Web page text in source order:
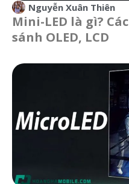
Nguyễn Xuân Thiên
Mini-LED là gì?
sánh OLED, LCD